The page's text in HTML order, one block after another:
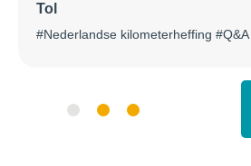
Tol
#Nederlandse kilometerheffing #Q&A